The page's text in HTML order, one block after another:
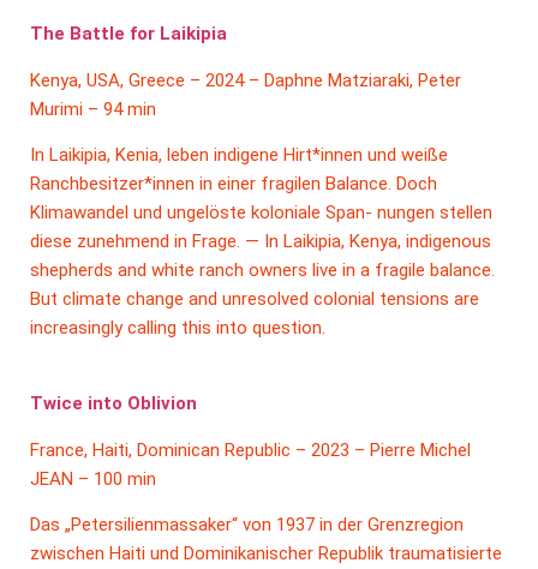
The Battle for Laikipia
Kenya, USA, Greece – 2024 – Daphne Matziaraki, Peter
Murimi – 94 min
In Laikipia, Kenia, leben indigene Hirt*innen und weiße
Ranchbesitzer*innen in einer fragilen Balance. Doch
Klimawandel und ungelöste koloniale Span- nungen stellen
diese zunehmend in Frage. — In Laikipia, Kenya, indigenous
shepherds and white ranch owners live in a fragile balance.
But climate change and unresolved colonial tensions are
increasingly calling this into question.
Twice into Oblivion
France, Haiti, Dominican Republic – 2023 – Pierre Michel
JEAN – 100 min
Das „Petersilienmassaker“ von 1937 in der Grenzregion
zwischen Haiti und Dominikanischer Republik traumatisierte